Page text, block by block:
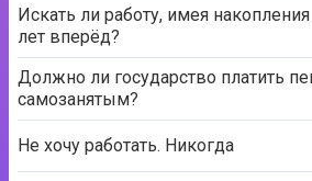
Искать ли работу, имея
лет вперёд?
Должно ли государство платить
самозанятым?
Не хочу работать. Никогда